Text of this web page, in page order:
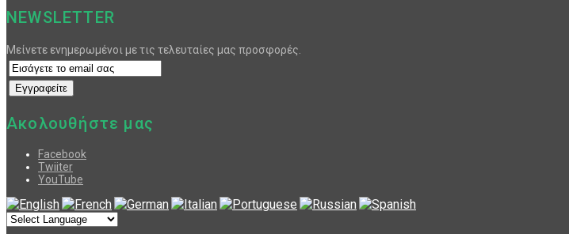
NEWSLETTER
Μείνετε ενημερωμένοι με τις τελευταίες μας προσφορές.
Ακολουθήστε μας
Facebook
Twiiter
YouTube